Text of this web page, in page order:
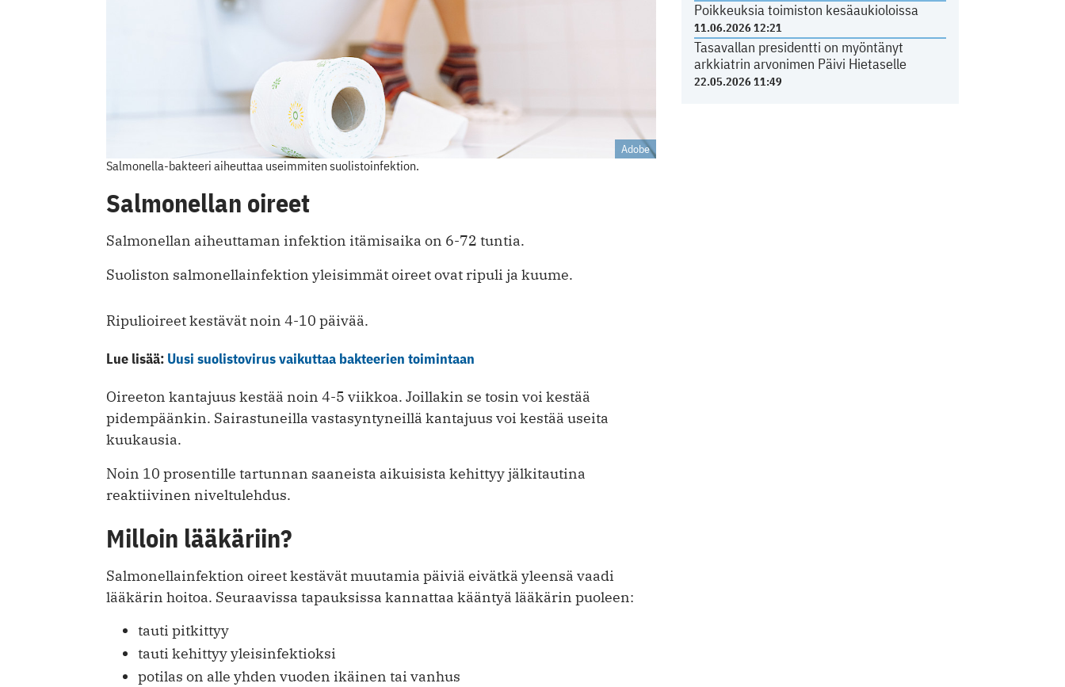
Poikkeuksia toimiston kesäaukioloissa
11.06.2026 12:21
Tasavallan presidentti on myöntänyt
arkkiatrin arvonimen Päivi Hietaselle
22.05.2026 11:49
Adobe
Salmonella-bakteeri aiheuttaa useimmiten suolistoinfektion.
Salmonellan oireet
Salmonellan aiheuttaman infektion itämisaika on 6-72 tuntia.
Suoliston salmonellainfektion yleisimmät oireet ovat ripuli ja kuume.
Ripulioireet kestävät noin 4-10 päivää.
Lue lisää: Uusi suolistovirus vaikuttaa bakteerien toimintaan
Oireeton kantajuus kestää noin 4-5 viikkoa. Joillakin se tosin voi kestää
pidempäänkin. Sairastuneilla vastasyntyneillä kantajuus voi kestää useita
kuukausia.
Noin 10 prosentille tartunnan saaneista aikuisista kehittyy jälkitautina
reaktiivinen niveltulehdus.
Milloin lääkäriin?
Salmonellainfektion oireet kestävät muutamia päiviä eivätkä yleensä vaadi
lääkärin hoitoa. Seuraavissa tapauksissa kannattaa kääntyä lääkärin puoleen:
tauti pitkittyy
tauti kehittyy yleisinfektioksi
potilas on alle yhden vuoden ikäinen tai vanhus